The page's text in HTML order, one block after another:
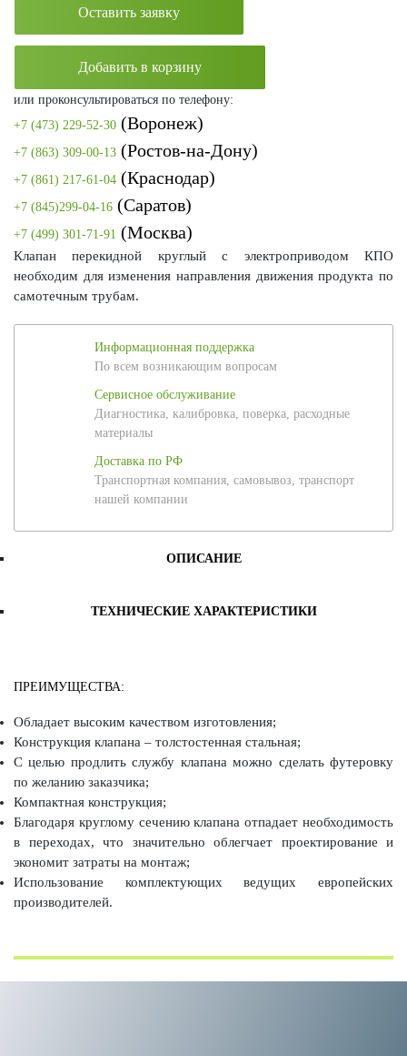
Оставить заявку
Добавить в корзину
или проконсультироваться по телефону:
+7 (473) 229-52-30 (Воронеж)
+7 (863) 309-00-13 (Ростов-на-Дону)
+7 (861) 217-61-04 (Краснодар)
+7 (845)299-04-16 (Саратов)
+7 (499) 301-71-91 (Москва)
Клапан перекидной круглый с электроприводом КПО
необходим для изменения направления движения продукта по
самотечным трубам.
Информационная поддержка
По всем возникающим вопросам
Сервисное обслуживание
Диагностика, калибровка, поверка, расходные
материалы
Доставка по РФ
Транспортная компания, самовывоз, транспорт
нашей компании
ОПИСАНИЕ
ТЕХНИЧЕСКИЕ ХАРАКТЕРИСТИКИ
ПРЕИМУЩЕСТВА:
Обладает высоким качеством изготовления;
Конструкция клапана – толстостенная стальная;
С целью продлить службу клапана можно сделать футеровку
по желанию заказчика;
Компактная конструкция;
Благодаря круглому сечению клапана отпадает необходимость
в переходах, что значительно облегчает проектирование и
экономит затраты на монтаж;
Использование комплектующих ведущих европейских
производителей.